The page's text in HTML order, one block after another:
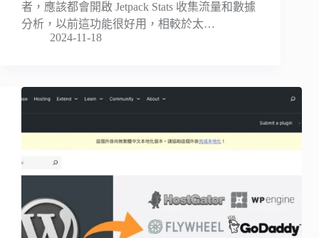
者，應該都會開啟 Jetpack Stats 收集流量和數據
分析，以前這功能很好用，相較於太…
2024-11-18